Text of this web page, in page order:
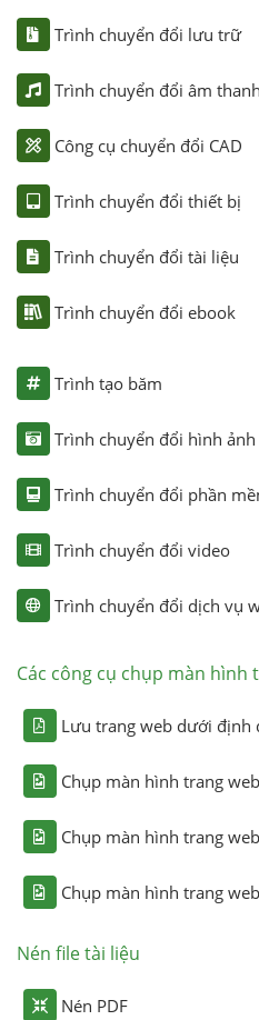
Trình chuyển đổi lưu trữ
Trình chuyển đổi âm thanh
Công cụ chuyển đổi CAD
Trình chuyển đổi thiết bị
Trình chuyển đổi tài liệu
Trình chuyển đổi ebook
Trình tạo băm
Trình chuyển đổi hình ảnh
Trình chuyển đổi phần
Trình chuyển đổi video
Trình chuyển đổi dịch vụ
Các công cụ chụp màn hình
Lưu trang web dưới định
Chụp màn hình trang
Chụp màn hình trang
Chụp màn hình trang
Nén file tài liệu
Nén PDF